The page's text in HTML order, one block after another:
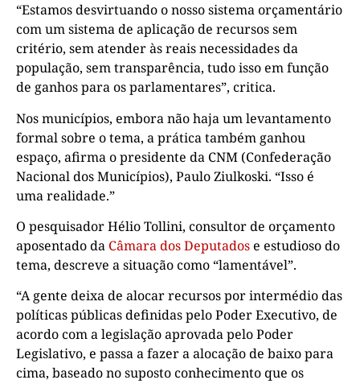
“Estamos desvirtuando o nosso sistema orçamentário
com um sistema de aplicação de recursos sem
critério, sem atender às reais necessidades da
população, sem transparência, tudo isso em função
de ganhos para os parlamentares”, critica.
Nos municípios, embora não haja um levantamento
formal sobre o tema, a prática também ganhou
espaço, afirma o presidente da CNM (Confederação
Nacional dos Municípios), Paulo Ziulkoski. “Isso é
uma realidade.”
O pesquisador Hélio Tollini, consultor de orçamento
aposentado da Câmara dos Deputadose estudioso do
tema, descreve a situação como “lamentável”.
“A gente deixa de alocar recursos por intermédio das
políticas públicas definidas pelo Poder Executivo, de
acordo com a legislação aprovada pelo Poder
Legislativo, e passa a fazer a alocação de baixo para
cima, baseado no suposto conhecimento que os